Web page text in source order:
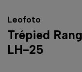
Leofoto
Trépied
LH-25